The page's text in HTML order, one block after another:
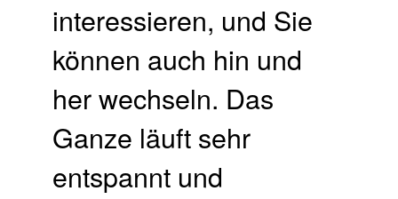
interessieren, und Sie
können auch hin und
her wechseln. Das
Ganze läuft sehr
entspannt und